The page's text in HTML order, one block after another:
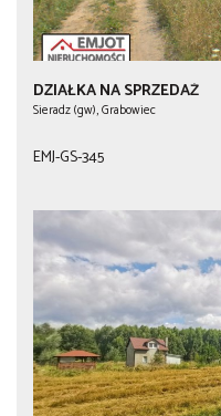
DZIAŁKA NA SPRZEDAŻ
Sieradz (gw), Grabowiec
EMJ-GS-345